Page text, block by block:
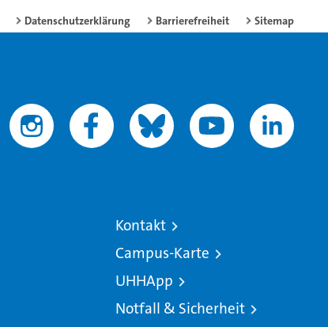
Datenschutzerklärung Barrierefreiheit Sitemap
Kontakt
Campus-Karte
UHHApp
Notfall & Sicherheit